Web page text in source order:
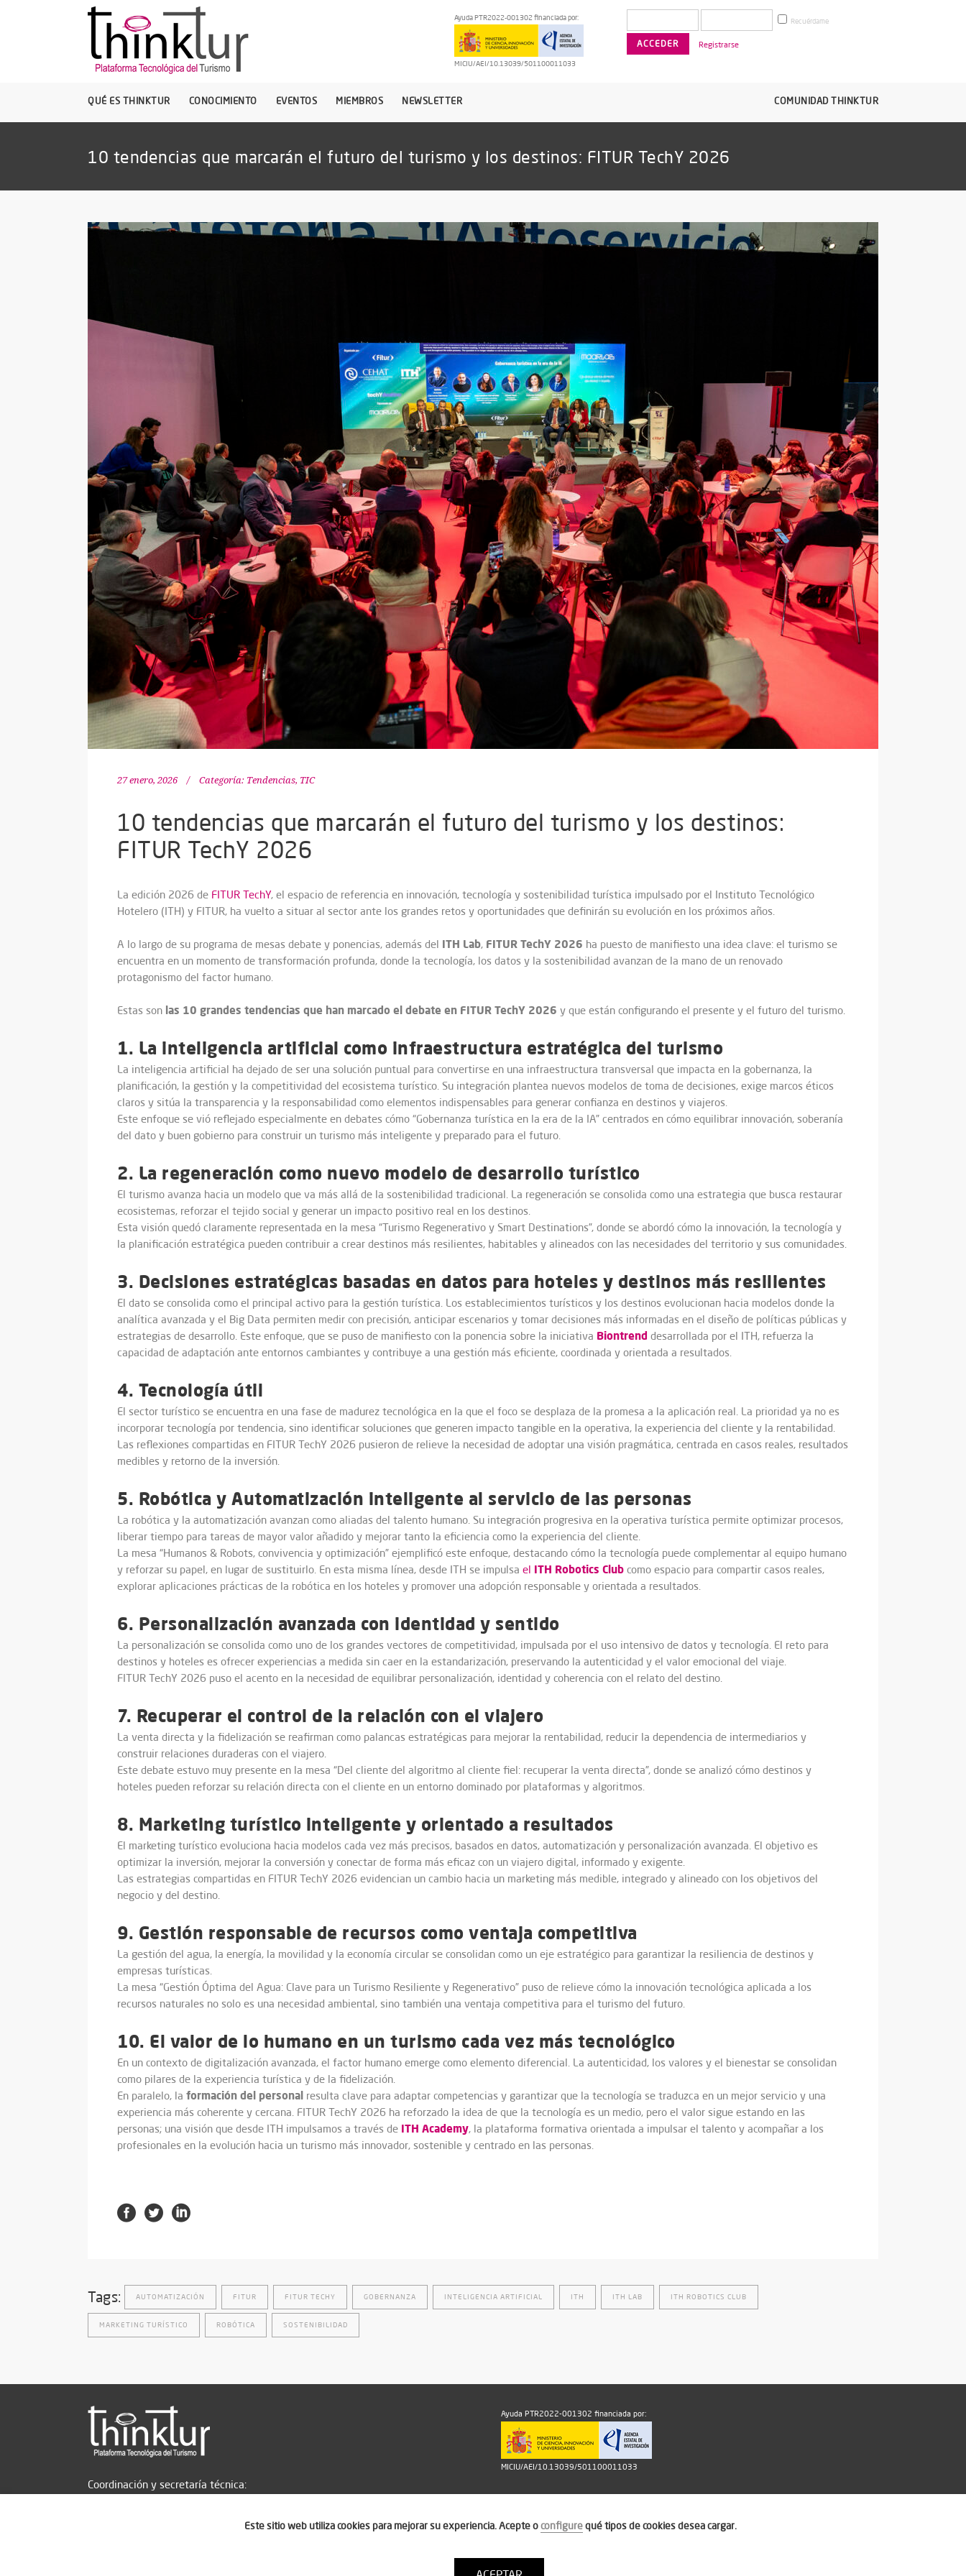
Ayuda PTR2022-001302 financiada por:
MICIU/AEI/10.13039/501100011033
Recuérdame
Registrarse
QUÉ ES THINKTUR CONOCIMIENTO EVENTOS MIEMBROS NEWSLETTER COMUNIDAD THINKTUR
10 tendencias que marcarán el futuro del turismo y los destinos: FITUR TechY 2026
27 enero, 2026 Categoría: Tendencias, TIC
10 tendencias que marcarán el futuro del turismo y los destinos:
FITUR TechY 2026
La edición 2026 de FITUR TechY, el espacio de referencia en innovación, tecnología y sostenibilidad turística impulsado por el Instituto Tecnológico
Hotelero (ITH) y FITUR, ha vuelto a situar al sector ante los grandes retos y oportunidades que definirán su evolución en los próximos años.
A lo largo de su programa de mesas debate y ponencias, además del ITH Lab, FITUR TechY 2026 ha puesto de manifiesto una idea clave: el turismo se
encuentra en un momento de transformación profunda, donde la tecnología, los datos y la sostenibilidad avanzan de la mano de un renovado
protagonismo del factor humano.
Estas son las 10 grandes tendencias que han marcado el debate en FITUR TechY 2026 y que están configurando el presente y el futuro del turismo.
1. La inteligencia artificial como infraestructura estratégica del turismo
La inteligencia artificial ha dejado de ser una solución puntual para convertirse en una infraestructura transversal que impacta en la gobernanza, la
planificación, la gestión y la competitividad del ecosistema turístico. Su integración plantea nuevos modelos de toma de decisiones, exige marcos éticos
claros y sitúa la transparencia y la responsabilidad como elementos indispensables para generar confianza en destinos y viajeros.
Este enfoque se vió reflejado especialmente en debates cómo “Gobernanza turística en la era de la IA” centrados en cómo equilibrar innovación, soberanía
del dato y buen gobierno para construir un turismo más inteligente y preparado para el futuro.
2. La regeneración como nuevo modelo de desarrollo turístico
El turismo avanza hacia un modelo que va más allá de la sostenibilidad tradicional. La regeneración se consolida como una estrategia que busca restaurar
ecosistemas, reforzar el tejido social y generar un impacto positivo real en los destinos.
Esta visión quedó claramente representada en la mesa “Turismo Regenerativo y Smart Destinations”, donde se abordó cómo la innovación, la tecnología y
la planificación estratégica pueden contribuir a crear destinos más resilientes, habitables y alineados con las necesidades del territorio y sus comunidades.
3. Decisiones estratégicas basadas en datos para hoteles y destinos más resilientes
El dato se consolida como el principal activo para la gestión turística. Los establecimientos turísticos y los destinos evolucionan hacia modelos donde la
analítica avanzada y el Big Data permiten medir con precisión, anticipar escenarios y tomar decisiones más informadas en el diseño de políticas públicas y
estrategias de desarrollo. Este enfoque, que se puso de manifiesto con la ponencia sobre la iniciativa Biontrend desarrollada por el ITH, refuerza la
capacidad de adaptación ante entornos cambiantes y contribuye a una gestión más eficiente, coordinada y orientada a resultados.
4. Tecnología útil
El sector turístico se encuentra en una fase de madurez tecnológica en la que el foco se desplaza de la promesa a la aplicación real. La prioridad ya no es
incorporar tecnología por tendencia, sino identificar soluciones que generen impacto tangible en la operativa, la experiencia del cliente y la rentabilidad.
Las reflexiones compartidas en FITUR TechY 2026 pusieron de relieve la necesidad de adoptar una visión pragmática, centrada en casos reales, resultados
medibles y retorno de la inversión.
5. Robótica y Automatización inteligente al servicio de las personas
La robótica y la automatización avanzan como aliadas del talento humano. Su integración progresiva en la operativa turística permite optimizar procesos,
liberar tiempo para tareas de mayor valor añadido y mejorar tanto la eficiencia como la experiencia del cliente.
La mesa “Humanos & Robots, convivencia y optimización” ejemplificó este enfoque, destacando cómo la tecnología puede complementar al equipo humano
y reforzar su papel, en lugar de sustituirlo. En esta misma línea, desde ITH se impulsa el ITH Robotics Club como espacio para compartir casos reales,
explorar aplicaciones prácticas de la robótica en los hoteles y promover una adopción responsable y orientada a resultados.
6. Personalización avanzada con identidad y sentido
La personalización se consolida como uno de los grandes vectores de competitividad, impulsada por el uso intensivo de datos y tecnología. El reto para
destinos y hoteles es ofrecer experiencias a medida sin caer en la estandarización, preservando la autenticidad y el valor emocional del viaje.
FITUR TechY 2026 puso el acento en la necesidad de equilibrar personalización, identidad y coherencia con el relato del destino.
7. Recuperar el control de la relación con el viajero
La venta directa y la fidelización se reafirman como palancas estratégicas para mejorar la rentabilidad, reducir la dependencia de intermediarios y
construir relaciones duraderas con el viajero.
Este debate estuvo muy presente en la mesa “Del cliente del algoritmo al cliente fiel: recuperar la venta directa”, donde se analizó cómo destinos y
hoteles pueden reforzar su relación directa con el cliente en un entorno dominado por plataformas y algoritmos.
8. Marketing turístico inteligente y orientado a resultados
El marketing turístico evoluciona hacia modelos cada vez más precisos, basados en datos, automatización y personalización avanzada. El objetivo es
optimizar la inversión, mejorar la conversión y conectar de forma más eficaz con un viajero digital, informado y exigente.
Las estrategias compartidas en FITUR TechY 2026 evidencian un cambio hacia un marketing más medible, integrado y alineado con los objetivos del
negocio y del destino.
9. Gestión responsable de recursos como ventaja competitiva
La gestión del agua, la energía, la movilidad y la economía circular se consolidan como un eje estratégico para garantizar la resiliencia de destinos y
empresas turísticas.
La mesa “Gestión Óptima del Agua: Clave para un Turismo Resiliente y Regenerativo” puso de relieve cómo la innovación tecnológica aplicada a los
recursos naturales no solo es una necesidad ambiental, sino también una ventaja competitiva para el turismo del futuro.
10. El valor de lo humano en un turismo cada vez más tecnológico
En un contexto de digitalización avanzada, el factor humano emerge como elemento diferencial. La autenticidad, los valores y el bienestar se consolidan
como pilares de la experiencia turística y de la fidelización.
En paralelo, la formación del personal resulta clave para adaptar competencias y garantizar que la tecnología se traduzca en un mejor servicio y una
experiencia más coherente y cercana. FITUR TechY 2026 ha reforzado la idea de que la tecnología es un medio, pero el valor sigue estando en las
personas; una visión que desde ITH impulsamos a través de ITH Academy, la plataforma formativa orientada a impulsar el talento y acompañar a los
profesionales en la evolución hacia un turismo más innovador, sostenible y centrado en las personas.
Tags: AUTOMATIZACIÓN FITUR FITUR TECHY GOBERNANZA INTELIGENCIA ARTIFICIAL ITH ITH LAB ITH ROBOTICS CLUB
MARKETING TURÍSTICO ROBÓTICA SOSTENIBILIDAD
Coordinación y secretaría técnica:
Ayuda PTR2022-001302 financiada por:
MICIU/AEI/10.13039/501100011033
Este sitio web utiliza cookies para mejorar su experiencia. Acepte oconfigurequé tipos de cookies desea cargar.